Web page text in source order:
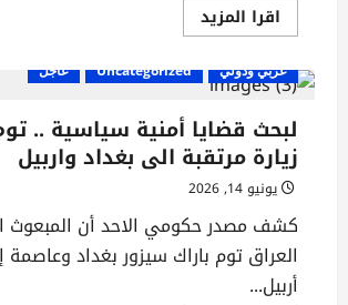
اقرا المزيداقرأ
المزيد
ماكرون
يحث
التنفيذ
السريع
لإتفاق
واشنطن
وطهران
ويؤكد
دعم
بلاده
لفتح
هرمز
عربي ودولي Uncategorized عاجل
لبحث قضايا أمنية سياسية ..
زيارة مرتقبة الى بغداد واربيل
يونيو 14, 2026
كشف مصدر حكومي الاحد أن المبعوث
العراق توم باراك سيزور بغداد وعاصمة
أربيل...